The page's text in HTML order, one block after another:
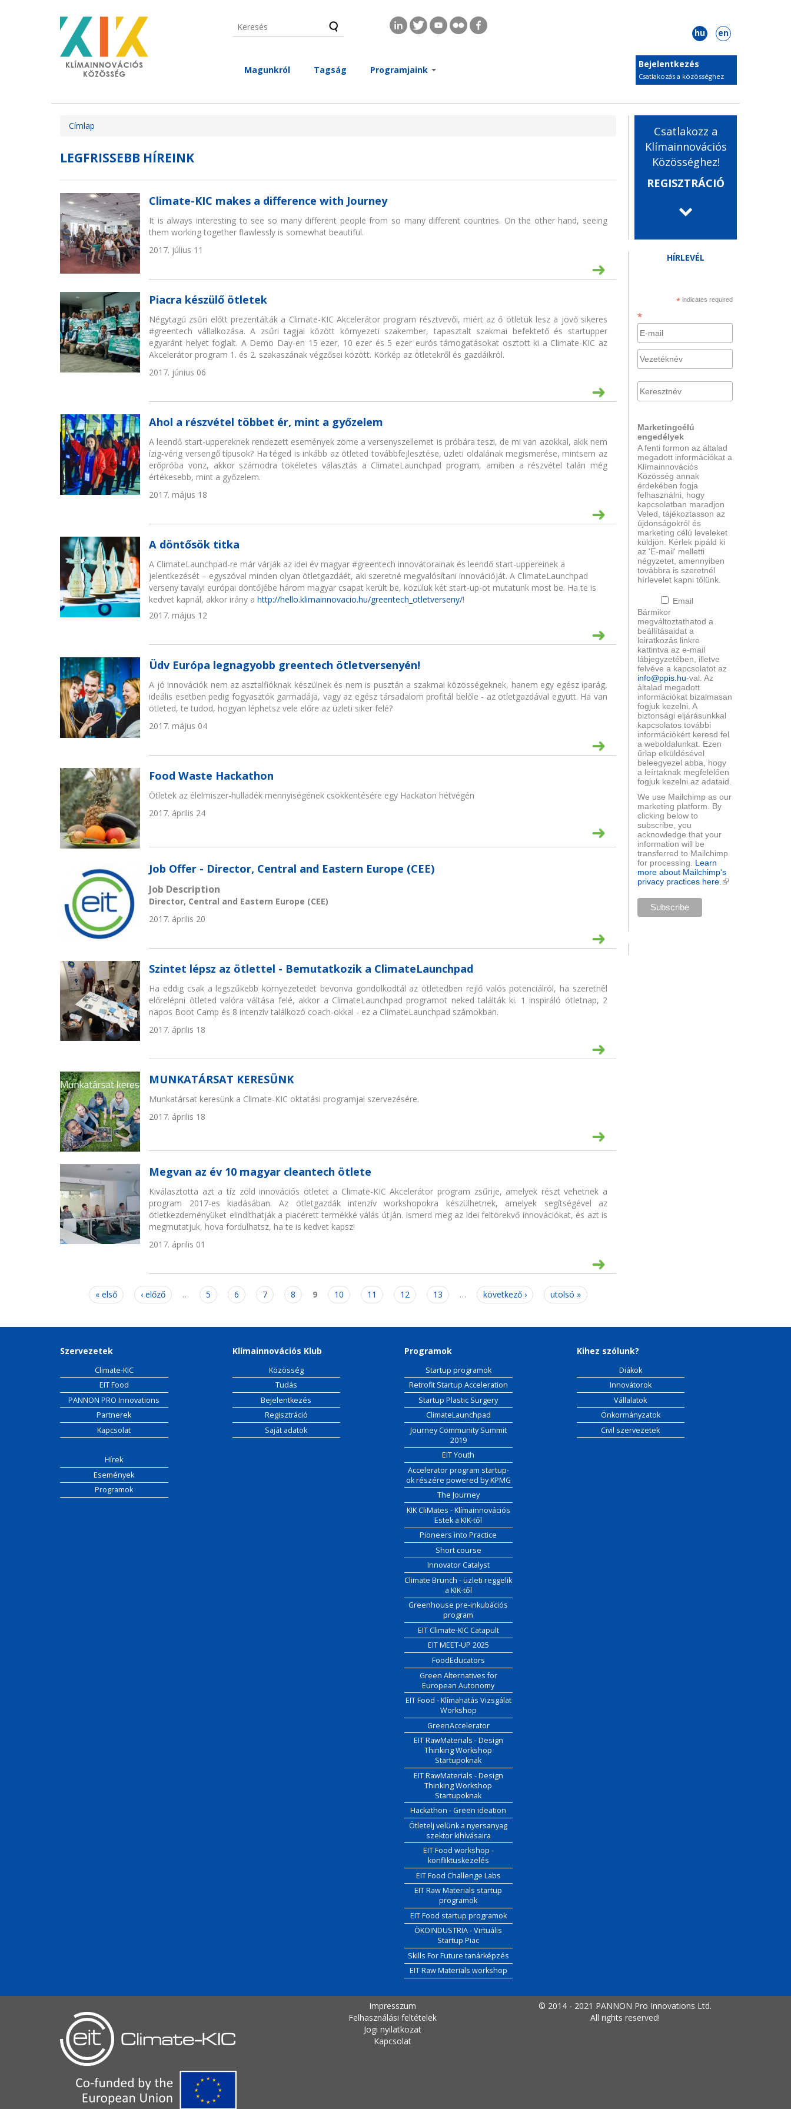
Ugrás a tartalomra Keresés űrlap
Keresés
hu
en
Magunkról Tagság
közösség tagjai számára elérhető
tanulmányokat és előadások anyagait
a számtalan egyéb hasznos
felhasználónév
Programjaink
Summit 2019startup-ok részére
KIK-től
Green Alternatives forEIT Food - Klímahatás
Bejelentkezés
Csatlakozás a közösséghez
Jelenlegi hely
Címlap
LEGFRISSEBB HÍREINK
Climate-KIC makes a difference with Journey
It is always interesting to see so many different people from so many different countries. On the other hand, seeing
them working together flawlessly is somewhat beautiful.
2017. július 11
Piacra készülő ötletek
Négytagú zsűri előtt prezentálták a Climate-KIC Akcelerátor program résztvevői, miért az ő ötletük lesz a jövő sikeres
#greentech vállalkozása. A zsűri tagjai között környezeti szakember, tapasztalt szakmai befektető és startupper
egyaránt helyet foglalt. A Demo Day-en 15 ezer, 10 ezer és 5 ezer eurós támogatásokat osztott ki a Climate-KIC az
Akcelerátor program 1. és 2. szakaszának végzősei között. Körkép az ötletekről és gazdáikról.
2017. június 06
Ahol a részvétel többet ér, mint a győzelem
A leendő start-uppereknek rendezett események zöme a versenyszellemet is próbára teszi, de mi van azokkal, akik nem
ízig-vérig versengő típusok? Ha téged is inkább az ötleted továbbfejlesztése, üzleti oldalának megismerése, mintsem az
erőpróba vonz, akkor számodra tökéletes választás a ClimateLaunchpad program, amiben a részvétel talán még
értékesebb, mint a győzelem.
2017. május 18
A döntősök titka
A ClimateLaunchpad-re már várják az idei év magyar #greentech innovátorainak és leendő start-uppereinek a
jelentkezését – egyszóval minden olyan ötletgazdáét, aki szeretné megvalósítani innovációját. A ClimateLaunchpad
verseny tavalyi európai döntőjébe három magyar csapat került be, közülük két start-up-ot mutatunk most be. Ha te is
kedvet kapnál, akkor irány ahttp://hello.klimainnovacio.hu/greentech_otletverseny/!
2017. május 12
Üdv Európa legnagyobb greentech ötletversenyén!
A jó innovációk nem az asztalfióknak készülnek és nem is pusztán a szakmai közösségeknek, hanem egy egész iparág,
ideális esetben pedig fogyasztók garmadája, vagy az egész társadalom profitál belőle - az ötletgazdával együtt. Ha van
ötleted, te tudod, hogyan léphetsz vele előre az üzleti siker felé?
2017. május 04
Food Waste Hackathon
Ötletek az élelmiszer-hulladék mennyiségének csökkentésére egy Hackaton hétvégén
2017. április 24
Job Offer - Director, Central and Eastern Europe (CEE)
Job Description
Director, Central and Eastern Europe (CEE)
2017. április 20
Szintet lépsz az ötlettel - Bemutatkozik a ClimateLaunchpad
Ha eddig csak a legszűkebb környezetedet bevonva gondolkodtál az ötletedben rejlő valós potenciálról, ha szeretnél
előrelépni ötleted valóra váltása felé, akkor a ClimateLaunchpad programot neked találták ki. 1 inspiráló ötletnap, 2
napos Boot Camp és 8 intenzív találkozó coach-okkal - ez a ClimateLaunchpad számokban.
2017. április 18
MUNKATÁRSAT KERESÜNK
Munkatársat keresünk a Climate-KIC oktatási programjai szervezésére.
2017. április 18
Megvan az év 10 magyar cleantech ötlete
Kiválasztotta azt a tíz zöld innovációs ötletet a Climate-KIC Akcelerátor program zsűrije, amelyek részt vehetnek a
program 2017-es kiadásában. Az ötletgazdák intenzív workshopokra készülhetnek, amelyek segítségével az
ötletkezdeményüket elindíthatják a piacérett termékké válás útján. Ismerd meg az idei feltörekvő innovációkat, és azt is
megmutatjuk, hova fordulhatsz, ha te is kedvet kapsz!
2017. április 01
« első ‹ előző … 5 6 7 8 9 10 11 12 13 … következő › utolsó »
Csatlakozz a
Klímainnovációs
Közösséghez!
REGISZTRÁCIÓ
HÍRLEVÉL
* indicates required
*
Marketingcélú
engedélyek
A fenti formon az általad
megadott információkat a
Klímainnovációs
Közösség annak
érdekében fogja
felhasználni, hogy
kapcsolatban maradjon
Veled, tájékoztasson az
újdonságokról és
marketing célú leveleket
küldjön. Kérlek pipáld ki
az 'E-mail' melletti
négyzetet, amennyiben
továbbra is szeretnél
hírlevelet kapni tőlünk.
Email
Bármikor
megváltoztathatod a
beállításaidat a
leiratkozás linkre
kattintva az e-mail
lábjegyzetében, illetve
felvéve a kapcsolatot az
info@ppis.hu-val. Az
általad megadott
információkat bizalmasan
fogjuk kezelni. A
biztonsági eljárásunkkal
kapcsolatos további
információkért keresd fel
a weboldalunkat. Ezen
űrlap elküldésével
beleegyezel abba, hogy
a leírtaknak megfelelően
fogjuk kezelni az adataid.
We use Mailchimp as our
marketing platform. By
clicking below to
subscribe, you
acknowledge that your
information will be
transferred to Mailchimp
for processing. Learn
more about Mailchimp's
privacy practices here. (külső
Szervezetek
Climate-KIC
EIT Food
PANNON PRO Innovations
Partnerek
Kapcsolat
Hírek
Események
Programok
Klímainnovációs Klub
Közösség
Tudás
Bejelentkezés
Regisztráció
Saját adatok
Programok
Startup programok
Retrofit Startup Acceleration
Startup Plastic Surgery
ClimateLaunchpad
Journey Community Summit
2019
EIT Youth
Accelerator program startup-
ok részére powered by KPMG
The Journey
KIK CliMates - Klímainnovációs
Estek a KIK-től
Pioneers into Practice
Short course
Innovator Catalyst
Climate Brunch - üzleti reggelik
a KIK-től
Greenhouse pre-inkubációs
program
EIT Climate-KIC Catapult
EIT MEET-UP 2025
FoodEducators
Green Alternatives for
European Autonomy
EIT Food - Klímahatás Vizsgálat
Workshop
GreenAccelerator
EIT RawMaterials - Design
Thinking Workshop
Startupoknak
EIT RawMaterials - Design
Thinking Workshop
Startupoknak
Hackathon - Green ideation
Ötletelj velünk a nyersanyag
szektor kihívásaira
EIT Food workshop -
konfliktuskezelés
EIT Food Challenge Labs
EIT Raw Materials startup
programok
EIT Food startup programok
ÖKOINDUSTRIA - Virtuális
Startup Piac
Skills For Future tanárképzés
EIT Raw Materials workshop
Kihez szólunk?
Diákok
Innovátorok
Vállalatok
Önkormányzatok
Civil szervezetek
Impresszum
Felhasználási feltételek
Jogi nyilatkozat
Kapcsolat
© 2014 - 2021 PANNON Pro Innovations Ltd.
All rights reserved!